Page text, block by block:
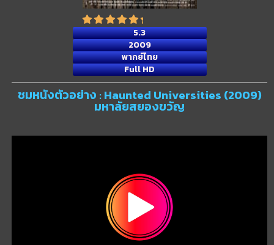
5.3
2009
พากย์ไทย
Full HD
ชมหนังตัวอย่าง : Haunted Universities (2009)
มหาลัยสยองขวัญ